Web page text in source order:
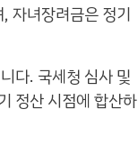
자녀장려금은 정기
다. 국세청 심사 및
정산 시점에 합산하